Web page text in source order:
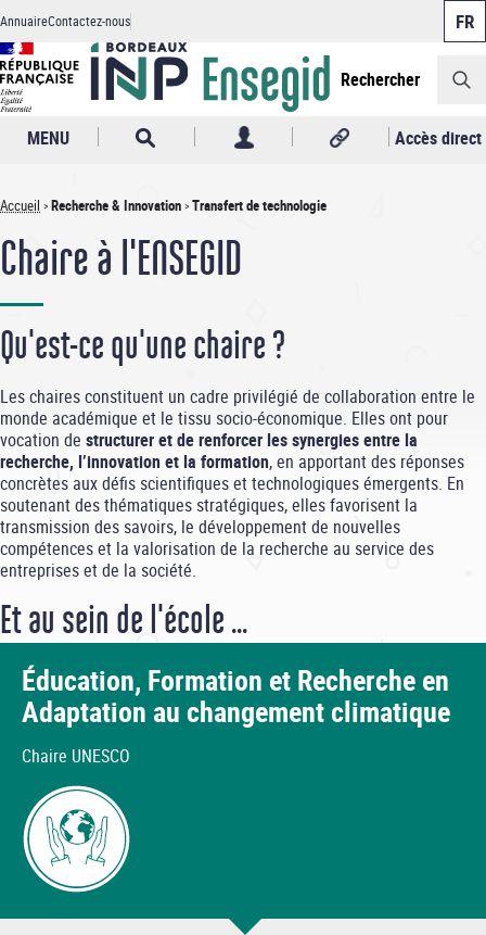
Aller
au
contenu
principal
Header
AnnuaireContactez-nous
Rechercher
MENU Accès direct
Fil
d'Ariane
Accueil Recherche & Innovation Transfert de technologie
Chaire à l'ENSEGID
Qu'est-ce qu'une chaire ?
Les chaires constituent un cadre privilégié de collaboration entre le
monde académique et le tissu socio-économique. Elles ont pour
vocation de structurer et de renforcer les synergies entre la
recherche, l’innovation et la formation, en apportant des réponses
concrètes aux défis scientifiques et technologiques émergents. En
soutenant des thématiques stratégiques, elles favorisent la
transmission des savoirs, le développement de nouvelles
compétences et la valorisation de la recherche au service des
entreprises et de la société.
Et au sein de l'école ...
Éducation, Formation et Recherche en
Adaptation au changement climatique
Chaire UNESCO
Panneau de gestion des cookies